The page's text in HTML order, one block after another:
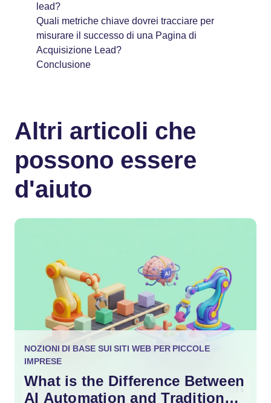
lead?
Quali metriche chiave dovrei tracciare per
misurare il successo di una Pagina di
Acquisizione Lead?
Conclusione
Altri articoli che
possono essere
d'aiuto
NOZIONI DI BASE SUI SITI WEB PER PICCOLE
IMPRESE
What is the Difference Between
AI Automation and Traditional